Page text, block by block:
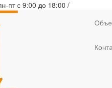
пт с 9:00 до 18:00 /